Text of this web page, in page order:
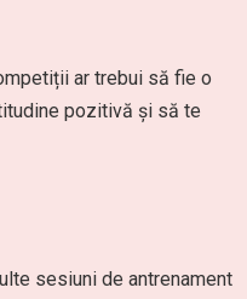
ar trebui să fie o
pozitivă și să te
sesiuni de antrenament